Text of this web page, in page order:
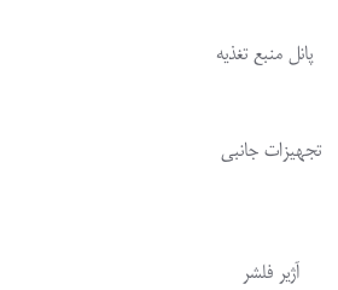
پانل منبع تغذیه
تجهیزات جانبی
آژیر فلشر